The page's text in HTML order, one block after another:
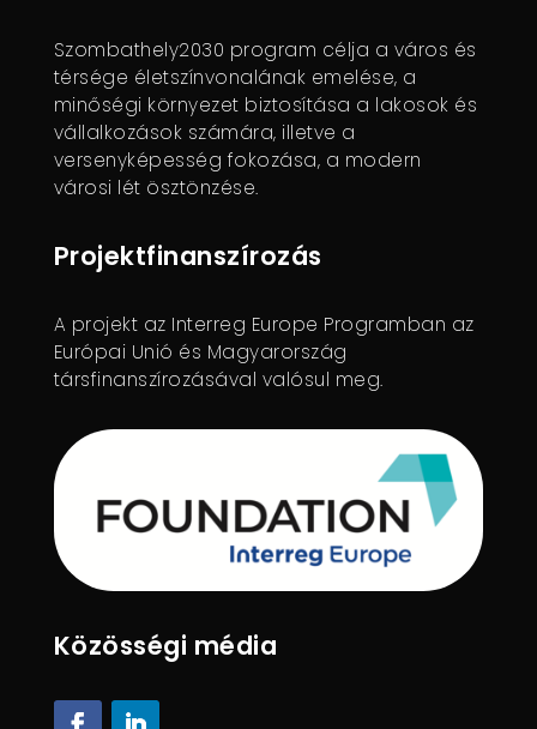
Szombathely2030 program célja a város és
térsége életszínvonalának emelése, a
minőségi környezet biztosítása a lakosok és
vállalkozások számára, illetve a
versenyképesség fokozása, a modern
városi lét ösztönzése.
Projektfinanszírozás
A projekt az Interreg Europe Programban az
Európai Unió és Magyarország
társfinanszírozásával valósul meg.
Közösségi média